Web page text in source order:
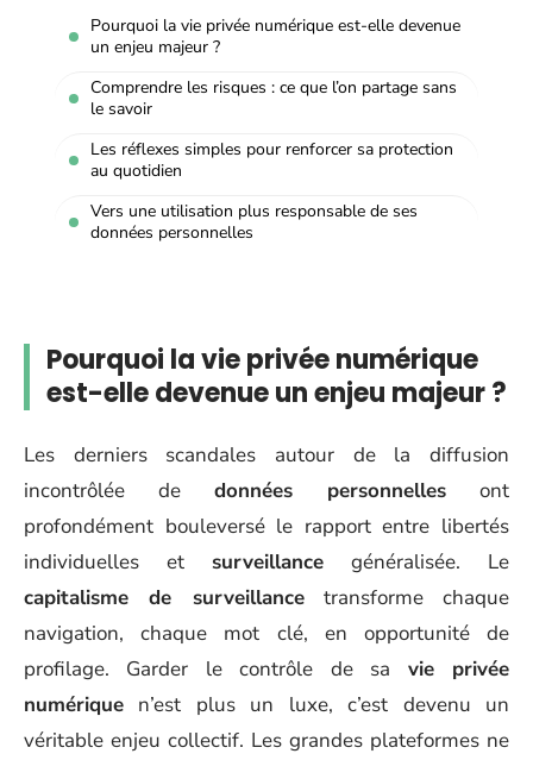
Pourquoi la vie privée numérique est-elle devenue
un enjeu majeur ?
Comprendre les risques : ce que l’on partage sans
le savoir
Les réflexes simples pour renforcer sa protection
au quotidien
Vers une utilisation plus responsable de ses
données personnelles
Pourquoi la vie privée numérique
est-elle devenue un enjeu majeur ?
Les derniers scandales autour de la diffusion
incontrôlée de données personnelles ont
profondément bouleversé le rapport entre libertés
individuelles et surveillance généralisée. Le
capitalisme de surveillancetransforme chaque
navigation, chaque mot clé, en opportunité de
profilage. Garder le contrôle de sa vie privée
numérique n’est plus un luxe, c’est devenu un
véritable enjeu collectif. Les grandes plateformes ne